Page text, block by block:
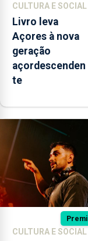
CULTURA E SOCIAL
Livro leva
Açores à nova
geração
açordescenden
te
CULTURA E SOCIAL